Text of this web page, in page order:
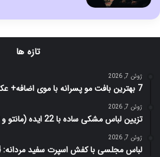
تازه ها
ژوئن 7, 2026
7 بهترین بافت مو پسرانه با موی اضافه+ عکس و فیلم آموزش
ژوئن 7, 2026
تزیین لباس مشکی ساده با 22 ایده (مانتو و لباس مجلسی سیاه)
ژوئن 7, 2026
لباس مجلسی با کفش اسپرت سفید مردانه: 14 ایده فوق العاده